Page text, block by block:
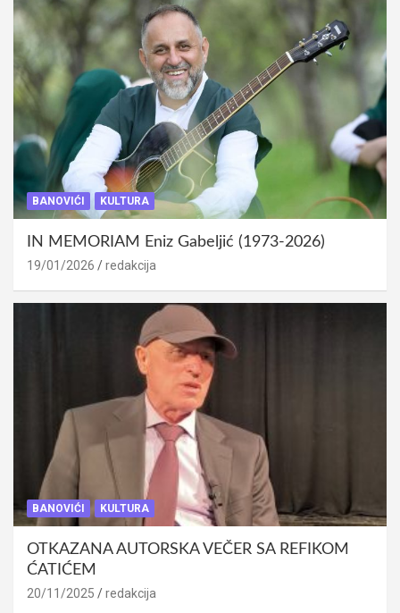
BANOVIĆI KULTURA
IN MEMORIAM Eniz Gabeljić (1973-2026)
19/01/2026 redakcija
BANOVIĆI KULTURA
OTKAZANA AUTORSKA VEČER SA REFIKOM
ĆATIĆEM
20/11/2025 redakcija